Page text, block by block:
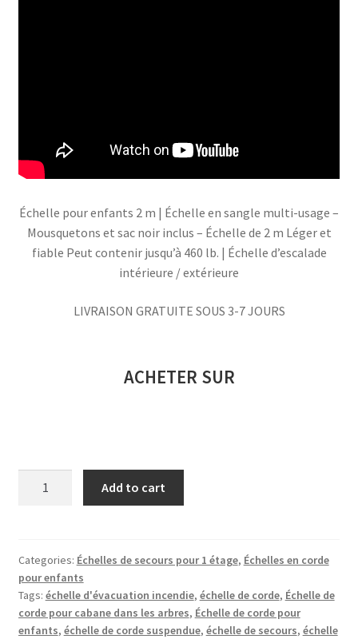
Échelle pour enfants 2 m | Échelle en sangle multi-usage –
Mousquetons et sac noir inclus – Échelle de 2 m Léger et
fiable Peut contenir jusqu’à 460 lb. | Échelle d’escalade
intérieure / extérieure
LIVRAISON GRATUITE SOUS 3-7 JOURS
ACHETER SUR
m
quantity
Add to cart
Categories: Échelles de secours pour 1 étage, Échelles en corde
pour enfants
Tags: échelle d'évacuation incendie, échelle de corde, Échelle de
corde pour cabane dans les arbres, Échelle de corde pour
enfants, échelle de corde suspendue, échelle de secours, échelle